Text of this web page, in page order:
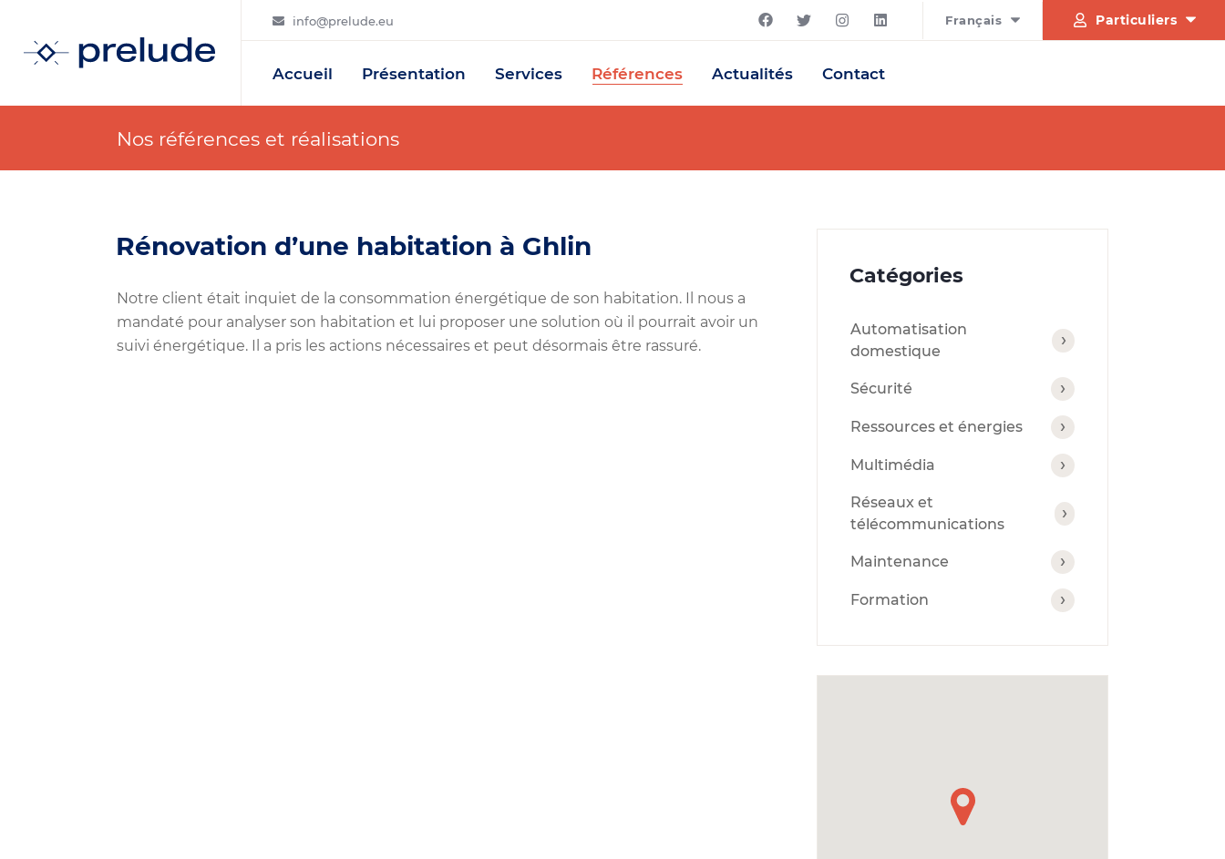
info@prelude.eu Français Particuliers
Accueil Présentation Services Références Actualités Contact
Nos références et réalisations
Rénovation d’une habitation à Ghlin
Notre client était inquiet de la consommation énergétique de son habitation. Il nous a
mandaté pour analyser son habitation et lui proposer une solution où il pourrait avoir un
suivi énergétique. Il a pris les actions nécessaires et peut désormais être rassuré.
Catégories
Automatisation
domestique
Sécurité
Ressources et énergies
Multimédia
Réseaux et
télécommunications
Maintenance
Formation